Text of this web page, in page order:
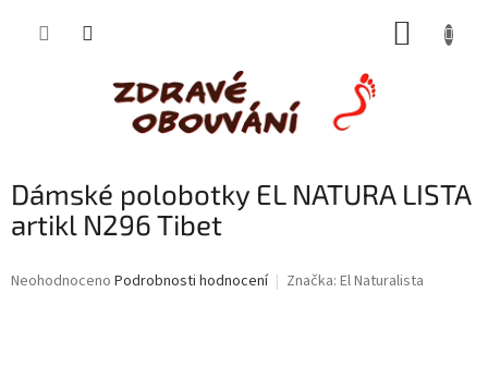
Dámské polobotky EL NATURA LISTA
artikl N296 Tibet
Průměrné
Neohodnoceno Podrobnosti hodnocení Značka: El Naturalista